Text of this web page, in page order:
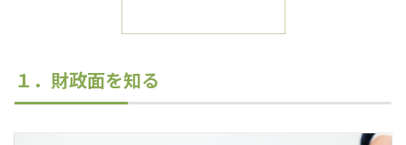
１．財政面を知る